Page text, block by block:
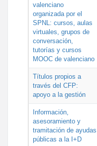
valenciano
organizada por el
SPNL: cursos, aulas
virtuales, grupos de
conversación,
tutorías y cursos
MOOC de valenciano
Títulos propios a
través del CFP:
apoyo a la gestión
Información,
asesoramiento y
tramitación de ayudas
públicas a la I+D